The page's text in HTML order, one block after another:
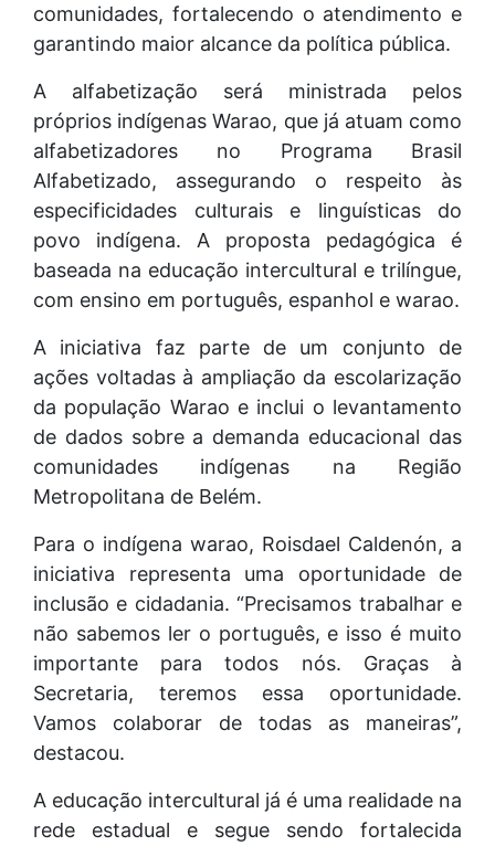
comunidades, fortalecendo o atendimento e
garantindo maior alcance da política pública.
A alfabetização será ministrada pelos
próprios indígenas Warao, que já atuam como
alfabetizadores no Programa Brasil
Alfabetizado, assegurando o respeito às
especificidades culturais e linguísticas do
povo indígena. A proposta pedagógica é
baseada na educação intercultural e trilíngue,
com ensino em português, espanhol e warao.
A iniciativa faz parte de um conjunto de
ações voltadas à ampliação da escolarização
da população Warao e inclui o levantamento
de dados sobre a demanda educacional das
comunidades indígenas na Região
Metropolitana de Belém.
Para o indígena warao, Roisdael Caldenón, a
iniciativa representa uma oportunidade de
inclusão e cidadania. “Precisamos trabalhar e
não sabemos ler o português, e isso é muito
importante para todos nós. Graças à
Secretaria, teremos essa oportunidade.
Vamos colaborar de todas as maneiras”,
destacou.
A educação intercultural já é uma realidade na
rede estadual e segue sendo fortalecida